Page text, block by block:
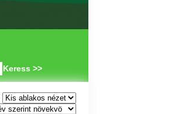
Keress >>